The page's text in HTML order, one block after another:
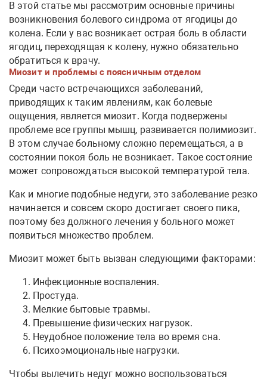
В этой статье мы рассмотрим основные причины
возникновения болевого синдрома от ягодицы до
колена. Если у вас возникает острая боль в области
ягодиц, переходящая к колену, нужно обязательно
обратиться к врачу.
Миозит и проблемы с поясничным отделом
Среди часто встречающихся заболеваний,
приводящих к таким явлениям, как болевые
ощущения, является миозит. Когда подвержены
проблеме все группы мышц, развивается полимиозит.
В этом случае больному сложно перемещаться, а в
состоянии покоя боль не возникает. Такое состояние
может сопровождаться высокой температурой тела.
Как и многие подобные недуги, это заболевание резко
начинается и совсем скоро достигает своего пика,
поэтому без должного лечения у больного может
появиться множество проблем.
Миозит может быть вызван следующими факторами:
Инфекционные воспаления.
Простуда.
Мелкие бытовые травмы.
Превышение физических нагрузок.
Неудобное положение тела во время сна.
Психоэмоциональные нагрузки.
Чтобы вылечить недуг можно воспользоваться